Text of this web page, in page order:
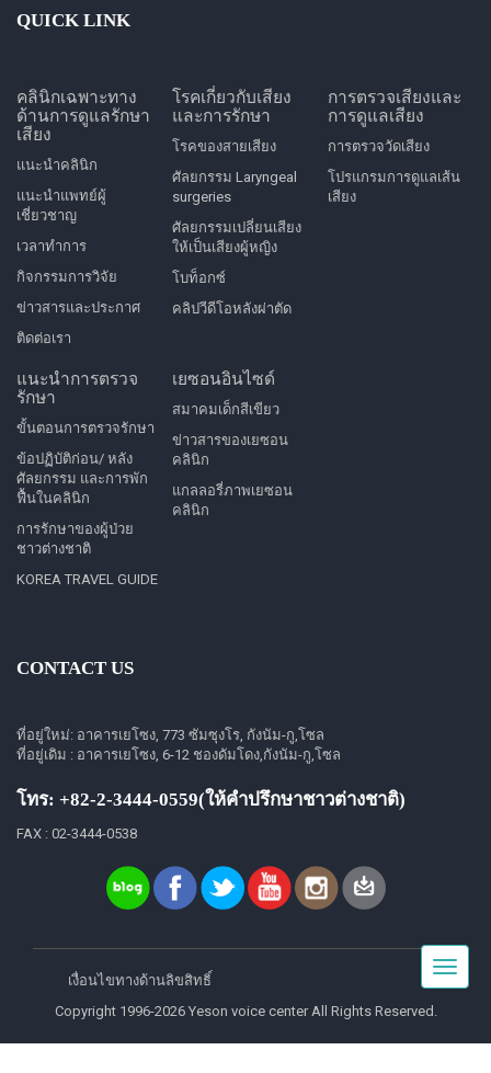
QUICK LINK
คลินิกเฉพาะทาง
ด้านการดูแลรักษา
เสียง
แนะนำคลินิก
แนะนำแพทย์ผู้
เชี่ยวชาญ
เวลาทำการ
กิจกรรมการวิจัย
ข่าวสารและประกาศ
ติดต่อเรา
โรคเกี่ยวกับเสียง
และการรักษา
โรคของสายเสียง
ศัลยกรรม Laryngeal
surgeries
ศัลยกรรมเปลี่ยนเสียง
ให้เป็นเสียงผู้หญิง
โบท็อกซ์
คลิปวีดีโอหลังผ่าตัด
การตรวจเสียงและ
การดูแลเสียง
การตรวจวัดเสียง
โปรแกรมการดูแลเส้น
เสียง
แนะนำการตรวจ
รักษา
ขั้นตอนการตรวจรักษา
ข้อปฏิบัติก่อน/ หลัง
ศัลยกรรม และการพัก
ฟื้นในคลินิก
การรักษาของผู้ป่วย
ชาวต่างชาติ
KOREA TRAVEL GUIDE
เยซอนอินไซด์
สมาคมเด็กสีเขียว
ข่าวสารของเยซอน
คลินิก
แกลลอรี่ภาพเยซอน
คลินิก
CONTACT US
ที่อยู่ใหม่: อาคารเยโซง, 773 ซัมซุงโร, กังนัม-กู,โซล
ที่อยู่เดิม : อาคารเยโซง, 6-12 ชองดัมโดง,กังนัม-กู,โซล
โทร: +82-2-3444-0559(ให้คำปรึกษาชาวต่างชาติ)
FAX : 02-3444-0538
เงื่อนไขทางด้านลิขสิทธิ์
Copyright 1996-2026 Yeson voice center All Rights Reserved.
Toggle